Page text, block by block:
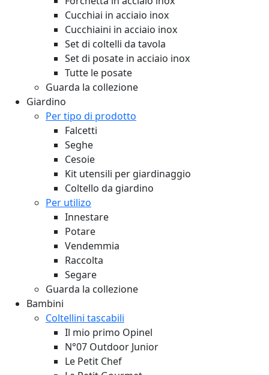
Cucchiai in acciaio inox
Cucchiaini in acciaio inox
Set di coltelli da tavola
Set di posate in acciaio inox
Tutte le posate
Guarda la collezione
Giardino
Per tipo di prodotto
Falcetti
Seghe
Cesoie
Kit utensili per giardinaggio
Coltello da giardino
Per utilizo
Innestare
Potare
Vendemmia
Raccolta
Segare
Guarda la collezione
Bambini
Coltellini tascabili
Il mio primo Opinel
N°07 Outdoor Junior
Le Petit Chef